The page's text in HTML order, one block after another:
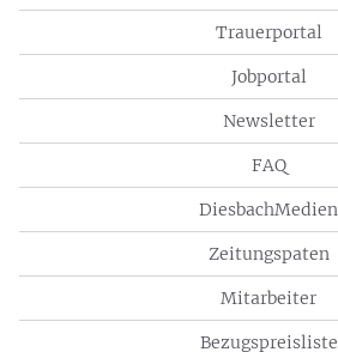
Trauerportal
Jobportal
Newsletter
FAQ
DiesbachMedien
Zeitungspaten
Mitarbeiter
Bezugspreisliste